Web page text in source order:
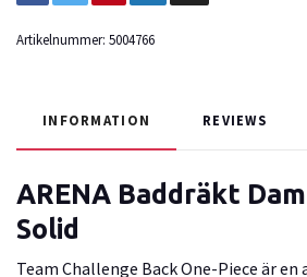
Artikelnummer: 5004766
INFORMATION REVIEWS
ARENA Baddräkt
Solid
Team Challenge Back One-Piece är en